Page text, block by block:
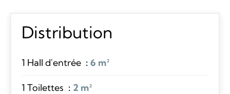
Distribution
1 Hall d'entrée 6 m²
1 Toilettes 2 m²